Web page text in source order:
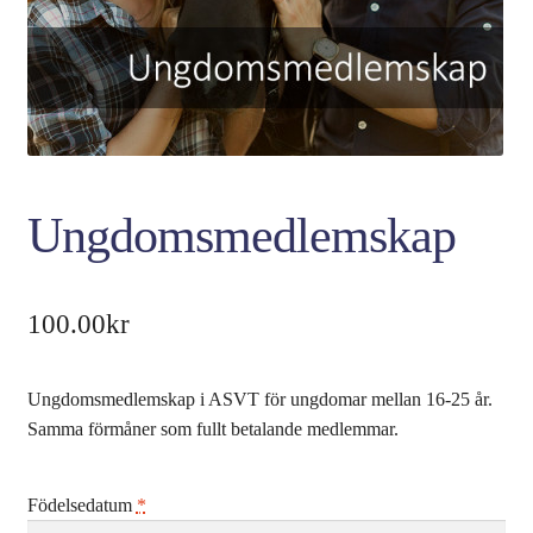
Ungdomsmedlemskap
100.00kr
Ungdomsmedlemskap i ASVT för ungdomar mellan 16-25 år.
Samma förmåner som fullt betalande medlemmar.
Födelsedatum *